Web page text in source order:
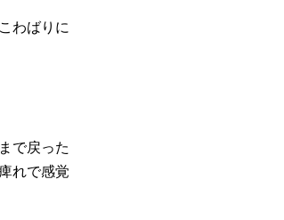
わばりに
で戻った
れで感覚